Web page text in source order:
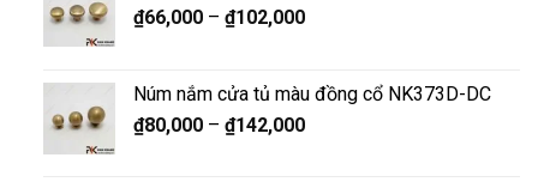
₫66,000– ₫102,000
Núm nắm cửa tủ màu đồng cổ NK373D-DC
₫80,000– ₫142,000